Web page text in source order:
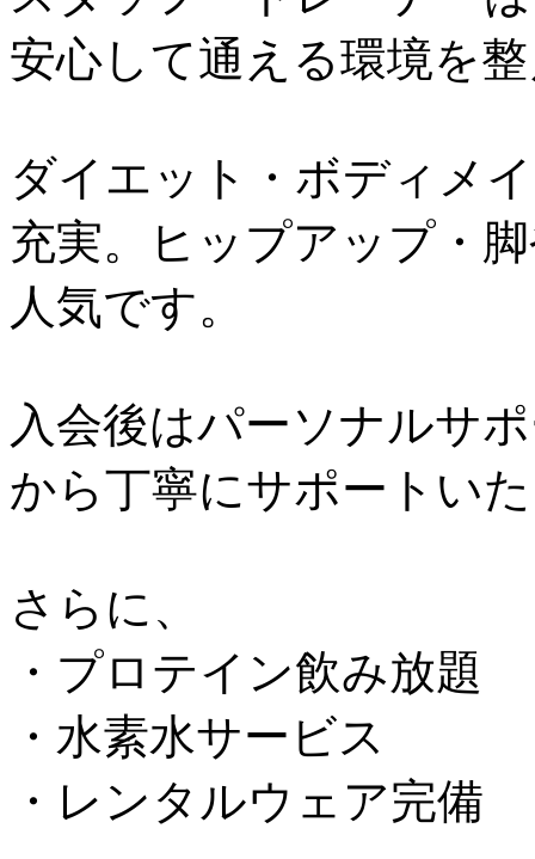
安心して通える環境を
ダイエット・ボディメ
充実。ヒップアップ・
人気です。
入会後はパーソナルサ
から丁寧にサポートい
さらに、
・プロテイン飲み放題
・水素水サービス
・レンタルウェア完備